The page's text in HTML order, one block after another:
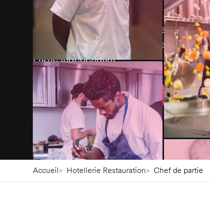
Rejoignez la communauté des Talents
jusqu’à 5 offres de missions.
maintenant et travaillez dès demain en
Partie indépendant
Télécharger l’application
Accueil Hotellerie Restauration Chef de partie